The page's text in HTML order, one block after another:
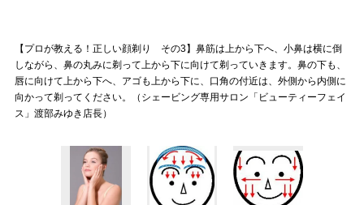
【プロが教える！正しい顔剃り その3】鼻筋は上から下へ、小鼻は横に倒
しながら、鼻の丸みに剃って上から下に向けて剃っていきます。鼻の下も、
唇に向けて上から下へ、アゴも上から下に、口角の付近は、外側から内側に
向かって剃ってください。（シェービング専用サロン「ビューティーフェイ
ス」渡部みゆき店長）